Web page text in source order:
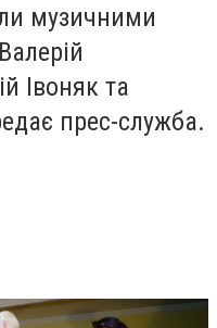
музичними
Івоняк та
прес-служба.